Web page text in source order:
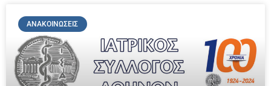
ΑΝΑΚΟΙΝΏΣΕΙΣ